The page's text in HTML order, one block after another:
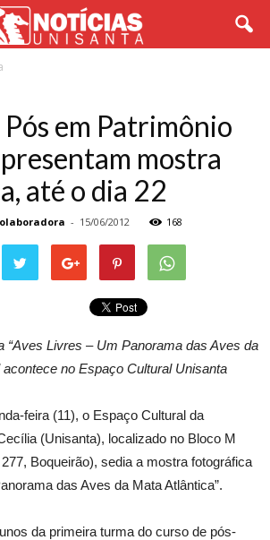
em Patrimônio
mostra
até o dia 22
- 15/06/2012 168
“Aves Livres – Um Panorama das Aves da
acontece no Espaço Cultural Unisanta
feira (11), o Espaço Cultural da
(Unisanta), localizado no Bloco M
Boqueirão), sedia a mostra fotográfica
das Aves da Mata Atlântica”.
da primeira turma do curso de pós-